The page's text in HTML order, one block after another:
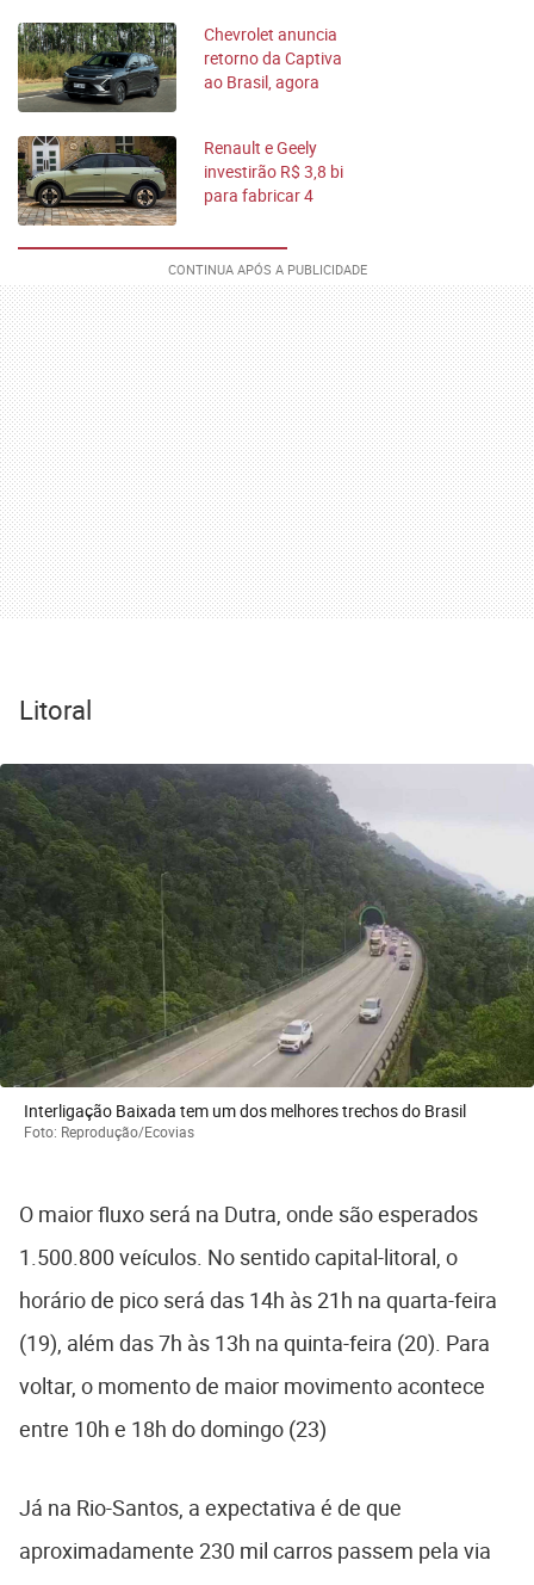
Chevrolet anuncia
retorno da Captiva
ao Brasil, agora
Renault e Geely
investirão R$ 3,8 bi
para fabricar 4
Litoral
Interligação Baixada tem um dos melhores trechos do Brasil
Foto: Reprodução/Ecovias
O maior fluxo será na Dutra, onde são esperados
1.500.800 veículos. No sentido capital-litoral, o
horário de pico será das 14h às 21h na quarta-feira
(19), além das 7h às 13h na quinta-feira (20). Para
voltar, o momento de maior movimento acontece
entre 10h e 18h do domingo (23)
Já na Rio-Santos, a expectativa é de que
aproximadamente 230 mil carros passem pela via